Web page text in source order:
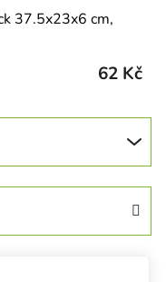
37.5x23x6 cm,
62 Kč